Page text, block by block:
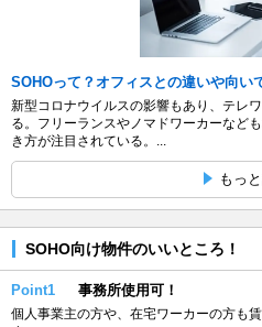
SOHOって？オフィスとの違いや向い
新型コロナウイルスの影響もあり、テレ
る。フリーランスやノマドワーカーなど
き方が注目されている。...
もっ
SOHO向け物件のいいところ！
Point1 事務所使用可！
個人事業主の方や、在宅ワーカーの方も